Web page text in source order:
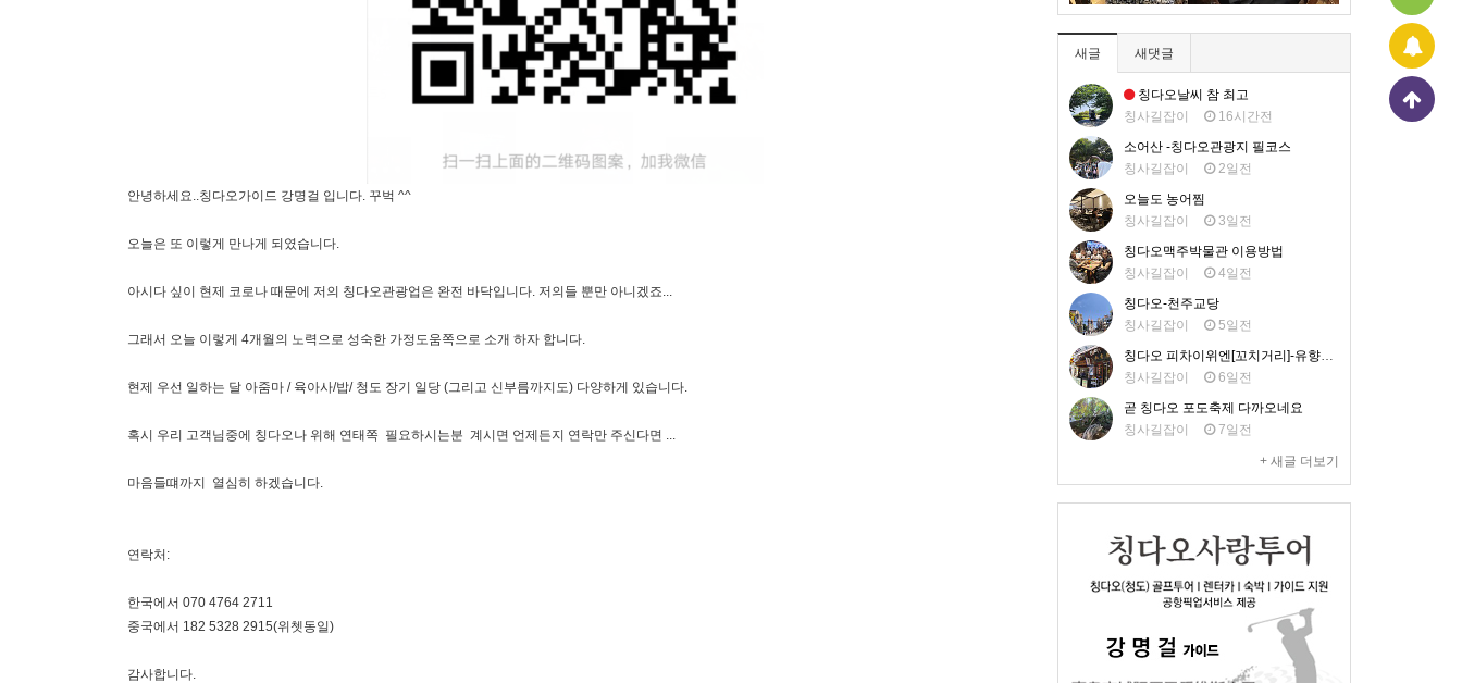
안녕하세요..칭다오가이드 강명걸 입니다. 꾸벅 ^^
오늘은 또 이렇게 만나게 되였습니다.
아시다 싶이 현제 코로나 때문에 저의 칭다오관광업은 완전 바닥입니다. 저의들 뿐만 아니겠죠...
그래서 오늘 이렇게 4개월의 노력으로 성숙한 가정도움쪽으로 소개 하자 합니다.
현제 우선 일하는 달 아줌마 / 육아사/밥/ 청도 장기 일당 (그리고 신부름까지도) 다양하게 있습니다.
혹시 우리 고객님중에 칭다오나 위해 연태쪽 필요하시는분 계시면 언제든지 연락만 주신다면 ...
마음들떄까지 열심히 하겠습니다.
연락처:
한국에서 070 4764 2711
중국에서 182 5328 2915(위쳇동일)
감사합니다.
새글 새댓글
칭다오날씨 참 최고
칭사길잡이
16시간전
소어산 -칭다오관광지 필코스
칭사길잡이
2일전
오늘도 농어찜
칭사길잡이
3일전
칭다오맥주박물관 이용방법
칭사길잡이
4일전
칭다오-천주교당
칭사길잡이
5일전
칭다오 피차이위엔[꼬치거리]-유향거 맛집
칭사길잡이
6일전
곧 칭다오 포도축제 다까오네요
칭사길잡이
7일전
+ 새글 더보기